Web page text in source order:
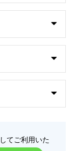
てご利用いた